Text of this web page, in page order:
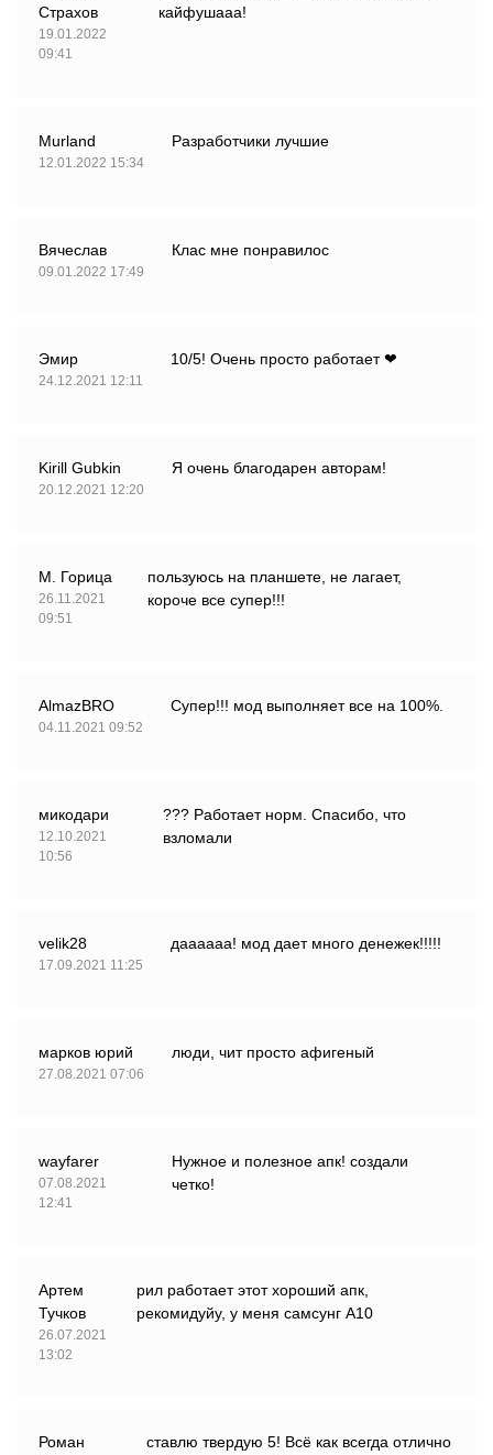
Страхов
19.01.2022
09:41
кайфушааа!
Murland
12.01.2022 15:34
Разработчики лучшие
Вячеслав
09.01.2022 17:49
Клас мне понравилос
Эмир
24.12.2021 12:11
10/5! Очень просто работает ❤
Kirill Gubkin
20.12.2021 12:20
Я очень благодарен авторам!
М. Горица
26.11.2021
09:51
пользуюсь на планшете, не лагает,
короче все супер!!!
AlmazBRO
04.11.2021 09:52
Супер!!! мод выполняет все на 100%.
микодари
12.10.2021
10:56
??? Работает норм. Спасибо, что
взломали
velik28
17.09.2021 11:25
даааааа! мод дает много денежек!!!!!
марков юрий
27.08.2021 07:06
люди, чит просто афигеный
wayfarer
07.08.2021
12:41
Нужное и полезное апк! создали
четко!
Артем
Тучков
26.07.2021
13:02
рил работает этот хороший апк,
рекомидуйу, у меня самсунг А10
Роман
ставлю твердую 5! Всё как всегда отлично